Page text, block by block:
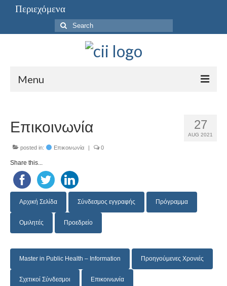
Περιεχόμενα
Search
for:
Menu
27
AUG 2021
Επικοινωνία
posted in: Επικοινωνία | 0
Share this...
Aρχική Σελίδα Σύνδεσμος εγγραφής Πρόγραμμα
Ομιλητές Προεδρείο
Master in Public Health – Information Προηγούμενες Χρονιές
Σχετικοί Σύνδεσμοι Επικοινωνία